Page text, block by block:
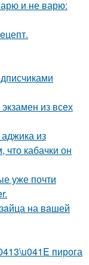
и не варю:
из всех
из
что кабачки он
уже почти
на вaшей
пирога